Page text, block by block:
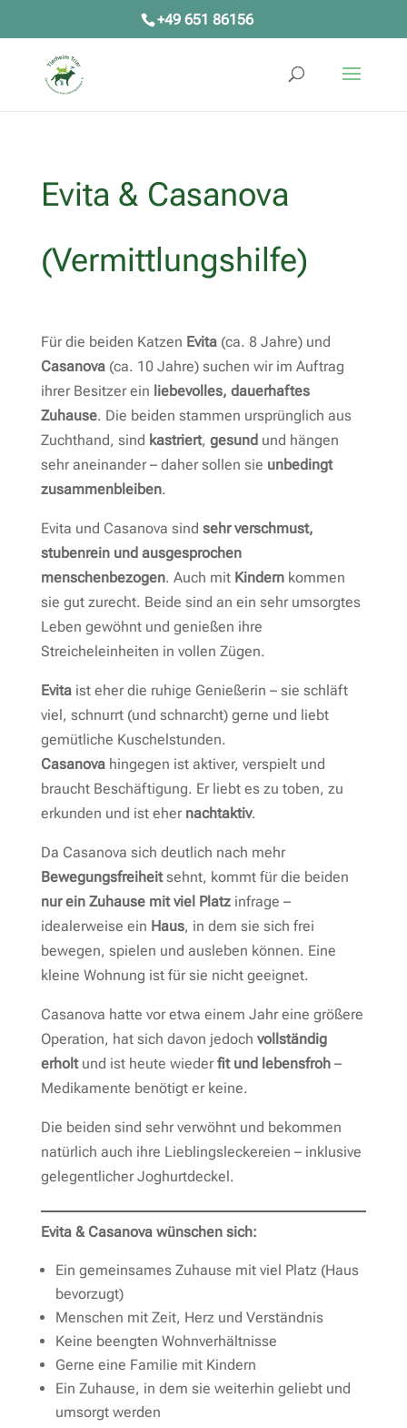
+49 651 86156
Evita & Casanova
(Vermittlungshilfe)
Für die beiden Katzen Evita(ca. 8 Jahre) und
Casanova(ca. 10 Jahre) suchen wir im Auftrag
ihrer Besitzer ein liebevolles, dauerhaftes
Zuhause. Die beiden stammen ursprünglich aus
Zuchthand, sind kastriert, gesundund hängen
sehr aneinander – daher sollen sie unbedingt
zusammenbleiben.
Evita und Casanova sind sehr verschmust,
stubenrein und ausgesprochen
menschenbezogen. Auch mit Kindernkommen
sie gut zurecht. Beide sind an ein sehr umsorgtes
Leben gewöhnt und genießen ihre
Streicheleinheiten in vollen Zügen.
Evitaist eher die ruhige Genießerin – sie schläft
viel, schnurrt (und schnarcht) gerne und liebt
gemütliche Kuschelstunden.
Casanovahingegen ist aktiver, verspielt und
braucht Beschäftigung. Er liebt es zu toben, zu
erkunden und ist eher nachtaktiv.
Da Casanova sich deutlich nach mehr
Bewegungsfreiheitsehnt, kommt für die beiden
nur ein Zuhause mit viel Platzinfrage –
idealerweise ein Haus, in dem sie sich frei
bewegen, spielen und ausleben können. Eine
kleine Wohnung ist für sie nicht geeignet.
Casanova hatte vor etwa einem Jahr eine größere
Operation, hat sich davon jedoch vollständig
erholtund ist heute wiederfit und lebensfroh–
Medikamente benötigt er keine.
Die beiden sind sehr verwöhnt und bekommen
natürlich auch ihre Lieblingsleckereien – inklusive
gelegentlicher Joghurtdeckel.
Evita & Casanova wünschen sich:
Ein gemeinsames Zuhause mit viel Platz (Haus
bevorzugt)
Menschen mit Zeit, Herz und Verständnis
Keine beengten Wohnverhältnisse
Gerne eine Familie mit Kindern
Ein Zuhause, in dem sie weiterhin geliebt und
umsorgt werden